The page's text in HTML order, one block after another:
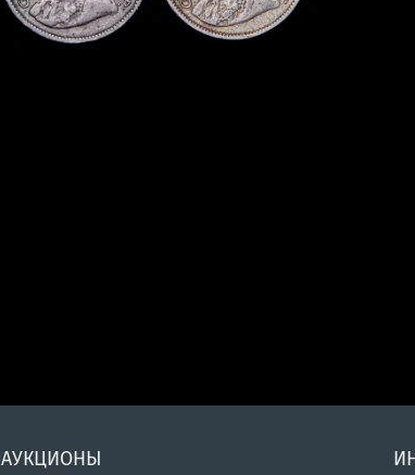
АУКЦИОНЫ